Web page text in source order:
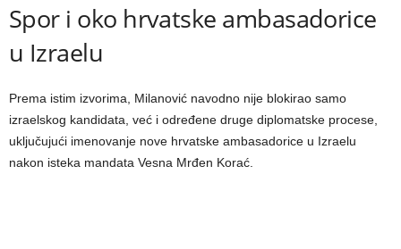
Spor i oko hrvatske ambasadorice
u Izraelu
Prema istim izvorima, Milanović navodno nije blokirao samo
izraelskog kandidata, već i određene druge diplomatske procese,
uključujući imenovanje nove hrvatske ambasadorice u Izraelu
nakon isteka mandata Vesna Mrđen Korać.